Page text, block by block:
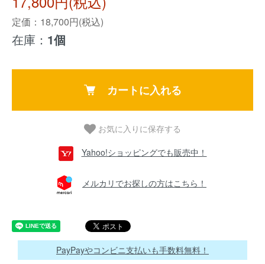
定価：18,700円(税込)
在庫： 1個
カートに入れる
お気に入りに保存する
Yahoo!ショッピングでも販売中！
メルカリでお探しの方はこちら！
PayPayやコンビニ支払いも手数料無料！